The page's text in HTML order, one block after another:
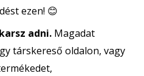
ezen! 😊
adni. Magadat
társkereső oldalon, vagy